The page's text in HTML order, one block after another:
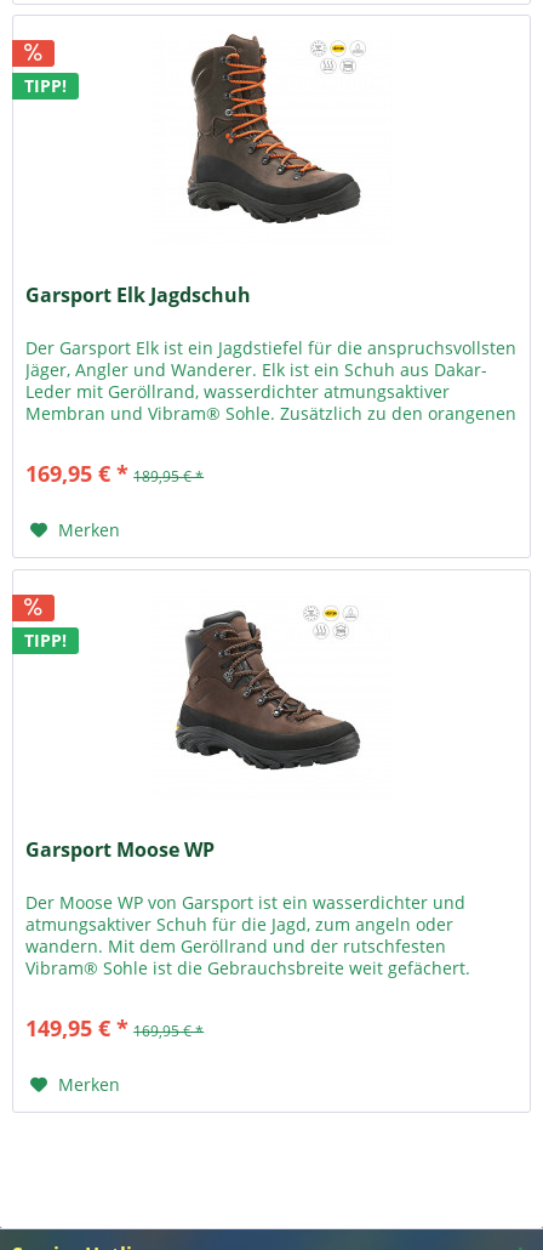
TIPP!
Garsport Elk Jagdschuh
Der Garsport Elk ist ein Jagdstiefel für die anspruchsvollsten
Jäger, Angler und Wanderer. Elk ist ein Schuh aus Dakar-
Leder mit Geröllrand, wasserdichter atmungsaktiver
Membran und Vibram® Sohle. Zusätzlich zu den orangenen
169,95 € * 189,95 € *
Merken
TIPP!
Garsport Moose WP
Der Moose WP von Garsport ist ein wasserdichter und
atmungsaktiver Schuh für die Jagd, zum angeln oder
wandern. Mit dem Geröllrand und der rutschfesten
Vibram® Sohle ist die Gebrauchsbreite weit gefächert.
149,95 € * 169,95 € *
Merken